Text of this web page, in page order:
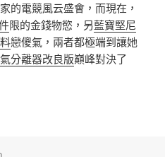
的電競風云盛會，而現在，
限的金錢物慾，另藍寶堅尼
戀傻氣，兩者都極端到讓她
分離器改良版巔峰對決了